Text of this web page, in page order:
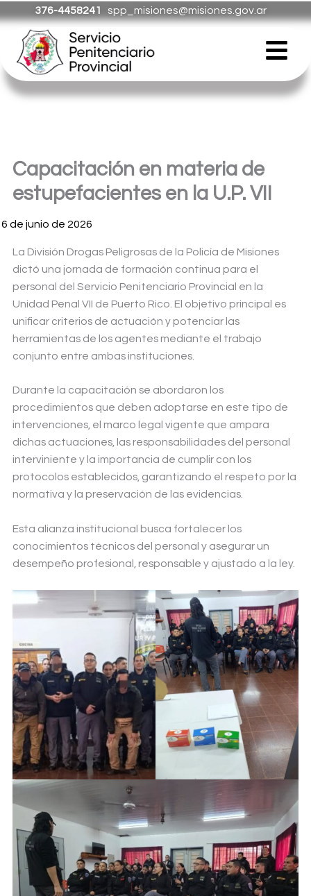
al
contenido
376-4458241 spp_misiones@misiones.gov.ar
Capacitación en materia de
estupefacientes en la U.P. VII
de junio de 2026
La División Drogas Peligrosas de la Policía de Misiones
dictó una jornada de formación continua para el
personal del Servicio Penitenciario Provincial en la
Unidad Penal VII de Puerto Rico. El objetivo principal es
unificar criterios de actuación y potenciar las
herramientas de los agentes mediante el trabajo
conjunto entre ambas instituciones.
Durante la capacitación se abordaron los
procedimientos que deben adoptarse en este tipo de
intervenciones, el marco legal vigente que ampara
dichas actuaciones, las responsabilidades del personal
interviniente y la importancia de cumplir con los
protocolos establecidos, garantizando el respeto por la
normativa y la preservación de las evidencias.
Esta alianza institucional busca fortalecer los
conocimientos técnicos del personal y asegurar un
desempeño profesional, responsable y ajustado a la ley.